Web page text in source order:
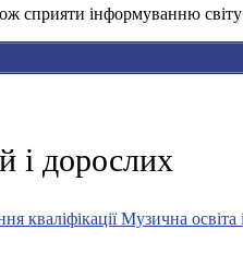
сприяти інформуванню світу
і дорослих